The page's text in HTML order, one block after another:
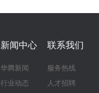
新闻中心
华腾新闻
行业动态
联系我们
服务热线
人才招聘